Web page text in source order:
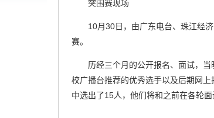
突围赛现场
10月30日，由广东电台、珠江经
赛。
历经三个月的公开报名、面试，
校广播台推荐的优秀选手以及后期网
中选出了15人，他们将和之前在各轮